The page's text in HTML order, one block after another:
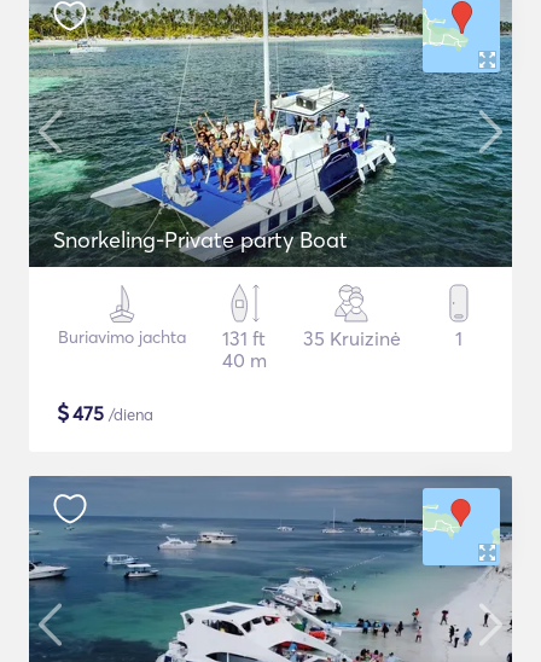
Snorkeling-Private party Boat
Buriavimo jachta
131 ft
40 m
35 Kruizinė 1
$475 /diena